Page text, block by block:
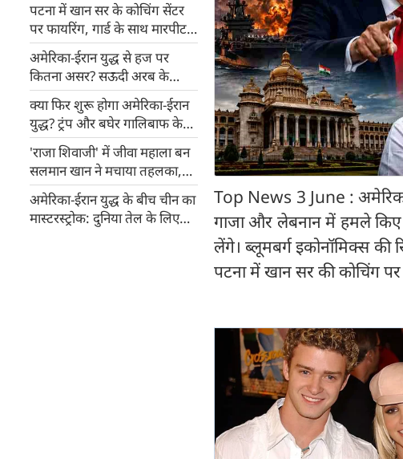
पटना में खान सर के कोचिंग सेंटर
पर फायरिंग, गार्ड के साथ मारपीट,
2 दिन में उड़ा देने की धमकी
अमेरिका-ईरान युद्ध से हज पर
कितना असर? सऊदी अरब के
शक्ति प्रदर्शन से मिडिल ईस्ट में
घबराहट
क्या फिर शुरू होगा अमेरिका-ईरान
युद्ध? ट्रंप और बघेर गालिबाफ के
बीच तीखी जुबानी जंग, सीजफायर
'लाइफ सपोर्ट' पर
'राजा शिवाजी' में जीवा महाला बन
सलमान खान ने मचाया तहलका,
रितेश देशमुख से खुद मांगा था रोल
अमेरिका-ईरान युद्ध के बीच चीन का
मास्टरस्ट्रोक: दुनिया तेल के लिए
Top News 3 June :
गाजा और लेबनान में हमले
लेंगे। ब्लूमबर्ग इकोनॉमिक्स की
पटना में खान सर की कोचिंग